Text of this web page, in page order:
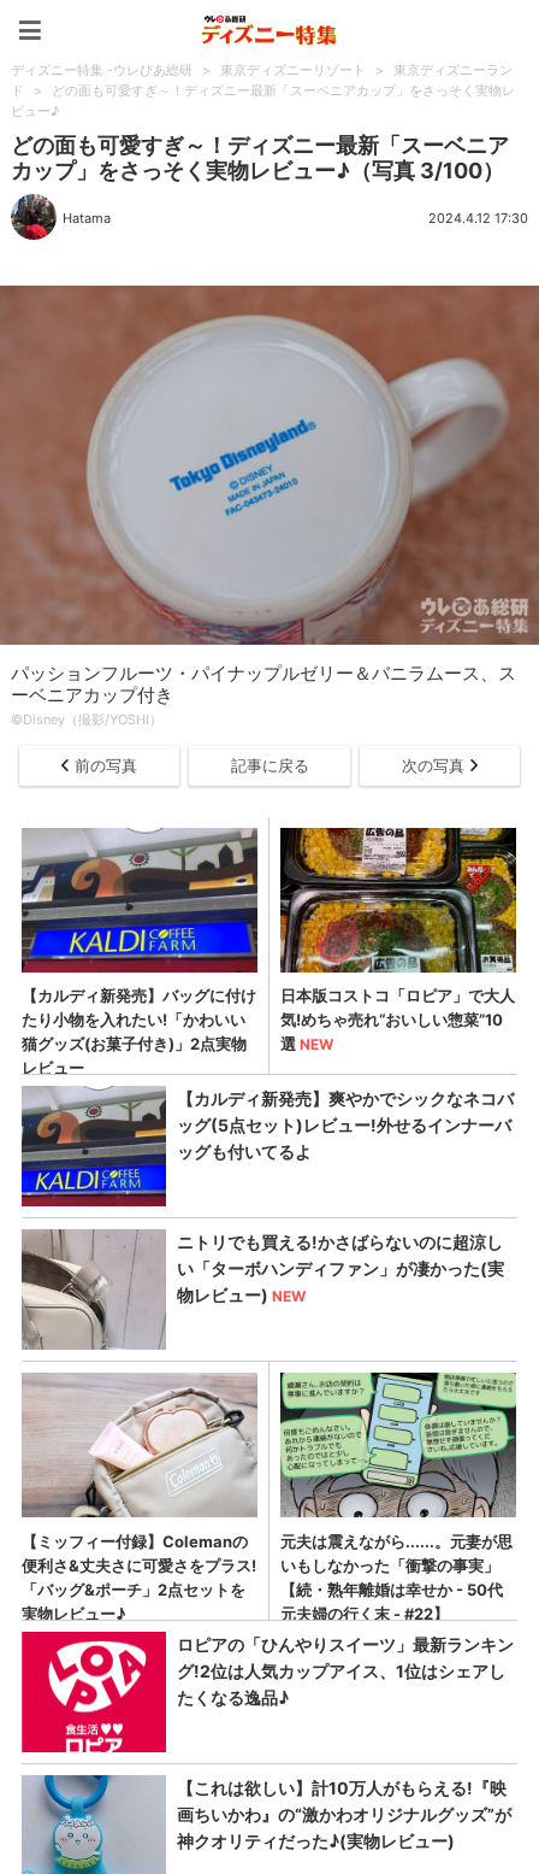
ディズニー特集 -ウレぴあ総研 > 東京ディズニーリゾート >
東京ディズニーラン
ド
>
どの面も可愛すぎ～！ディズニー最新「スーベニアカップ」をさっそく実物レ
ビュー♪
どの面も可愛すぎ～！ディズニー最新「スーベニア
カップ」をさっそく実物レビュー♪（写真 3/100）
Hatama 2024.4.12 17:30
パッションフルーツ・パイナップルゼリー＆バニラムース、ス
ーベニアカップ付き
©Disney（撮影/YOSHI）
前の写真 記事に戻る 次の写真